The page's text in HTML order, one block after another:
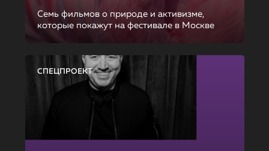
Семь фильмов о природе и активизме,
которые покажут на фестивале в Москве
СПЕЦПРОЕКТ